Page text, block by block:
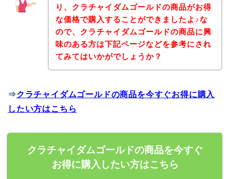
り、クラチャイダムゴールドの商品がお得
な価格で購入することができましたよ♪な
ので、クラチャイダムゴールドの商品に興
味のある方は下記ページなどを参考にされ
てみてはいかがでしょうか？
⇒クラチャイダムゴールドの商品を今すぐお得に購入
したい方はこちら
クラチャイダムゴールドの商品を今すぐ
お得に購入したい方はこちら